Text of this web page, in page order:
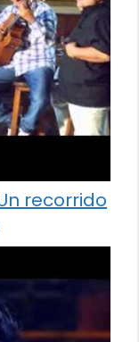
recorrido